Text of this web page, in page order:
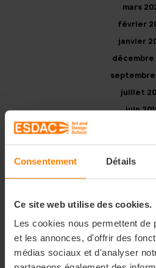
Consentement Détails
Ce site web utilise des cookies.
Les cookies nous permettent de
et les annonces, d'offrir des
médias sociaux et d'analyser
mars
février
janvier
décembre
septembre
juillet
juin
mars
Campus
Étudiants,
Focus